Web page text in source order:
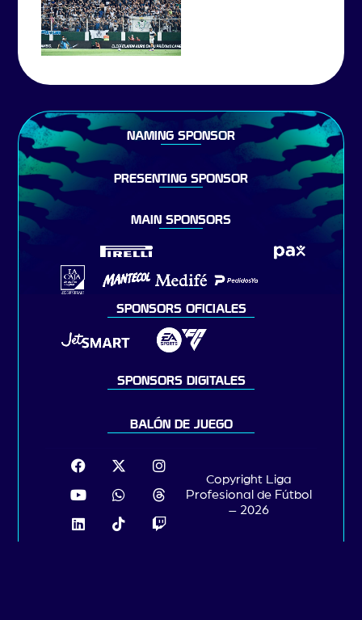
NAMING SPONSOR
PRESENTING SPONSOR
MAIN SPONSORS
SPONSORS OFICIALES
SPONSORS DIGITALES
BALÓN DE JUEGO
Copyright Liga
Profesional de Fútbol
– 2026